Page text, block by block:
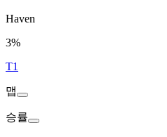
Haven
3%
T1
맵
승률